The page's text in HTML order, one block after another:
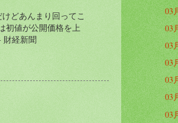
どあんまり回ってこ
初値が公開価格を上
財経新聞
03
03
03
03
03
03
03